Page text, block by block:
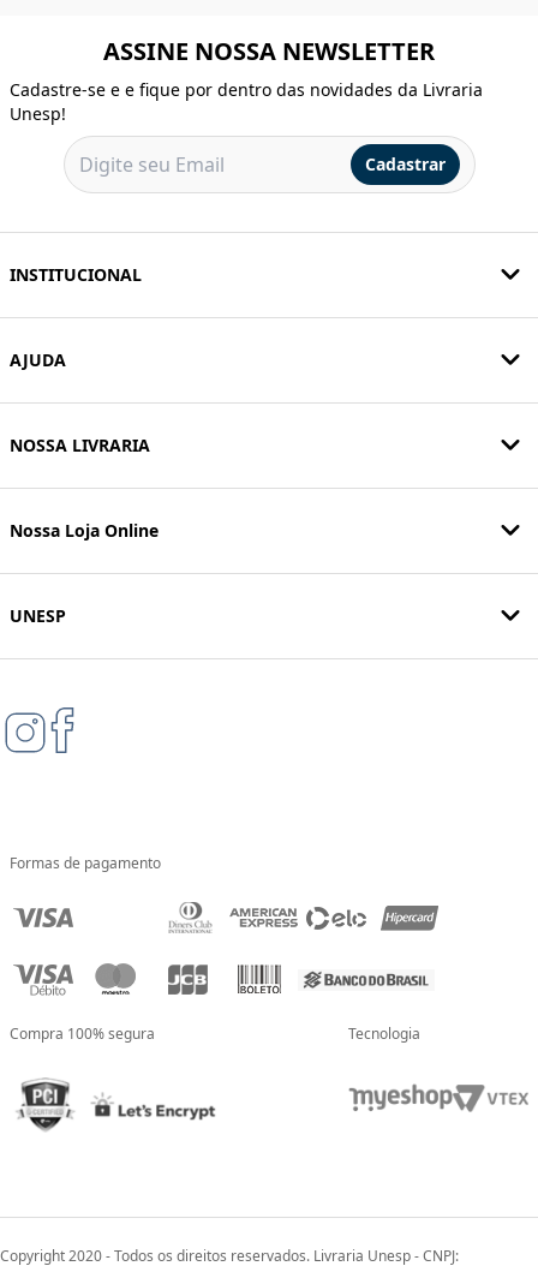
ASSINE NOSSA NEWSLETTER
Cadastre-se e e fique por dentro das novidades da Livraria
Unesp!
Cadastrar
INSTITUCIONAL
AJUDA
NOSSA LIVRARIA
Nossa Loja Online
UNESP
Formas de pagamento
Compra 100% segura Tecnologia
Copyright 2020 - Todos os direitos reservados. Livraria Unesp - CNPJ: